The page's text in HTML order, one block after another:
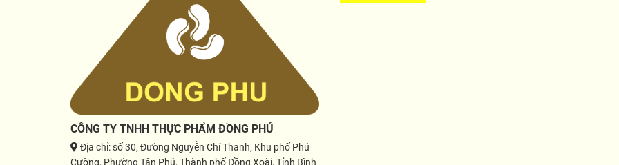
CÔNG TY TNHH THỰC PHẨM ĐỒNG PHÚ
Địa chỉ: số 30, Đường Nguyễn Chí Thanh, Khu phố Phú
Cường, Phường Tân Phú, Thành phố Đồng Xoài, Tỉnh Bình